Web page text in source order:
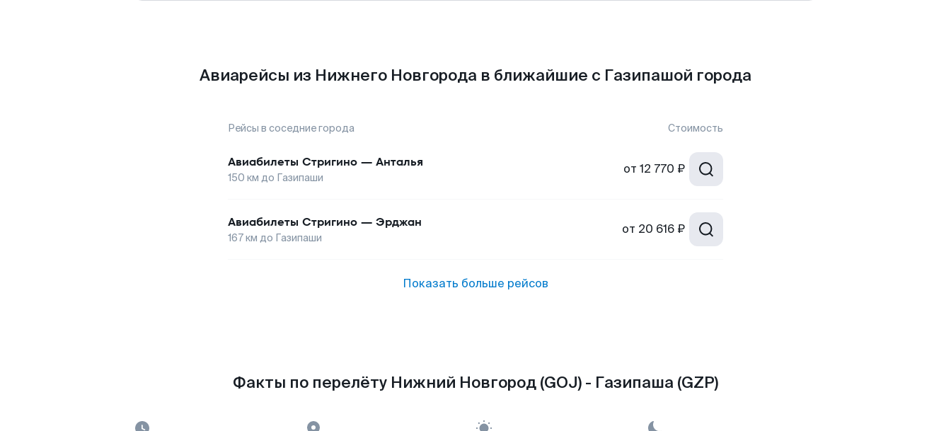
Авиарейсы из Нижнего Новгорода в ближайшие с Газипашой города
Рейсы в соседние города Стоимость
Авиабилеты Стригино — Анталья
150 км до Газипаши
от 12 770 ₽
Авиабилеты Стригино — Эрджан
167км до Газипаши
от 20 616 ₽
Показать больше рейсов
Факты по перелёту Нижний Новгород (GOJ) - Газипаша (GZP)